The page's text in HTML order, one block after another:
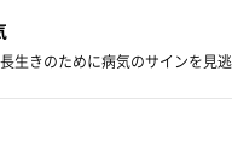
少し難しいと思います。ただ
す。猫の遊びの好みにはおも
生きのために病気のサインを見